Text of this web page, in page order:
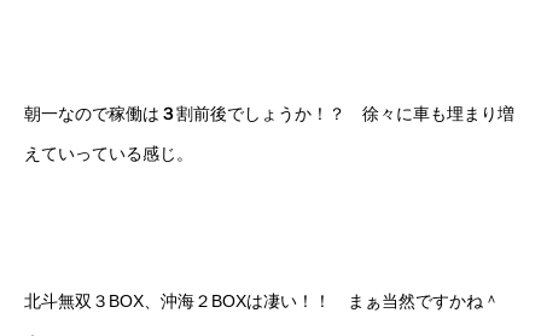
朝一なので稼働は ３割前後でしょうか！？ 徐々に車も埋まり増
えていっている感じ。
北斗無双３BOX、沖海２BOXは凄い！！ まぁ当然ですかね＾